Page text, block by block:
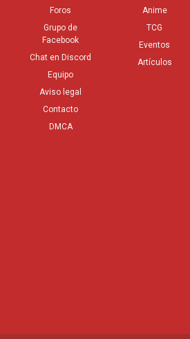
Foros
Grupo de
Facebook
Chat en Discord
Equipo
Aviso legal
Contacto
DMCA
Anime
TCG
Eventos
Artículos